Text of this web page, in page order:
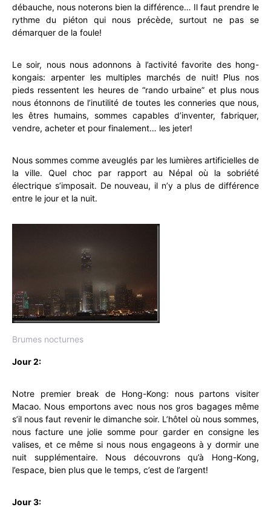
débauche, nous noterons bien la différence… Il faut prendre le
rythme du piéton qui nous précède, surtout ne pas se
démarquer de la foule!
Le soir, nous nous adonnons à l’activité favorite des hong-
kongais: arpenter les multiples marchés de nuit! Plus nos
pieds ressentent les heures de “rando urbaine” et plus nous
nous étonnons de l’inutilité de toutes les conneries que nous,
les êtres humains, sommes capables d’inventer, fabriquer,
vendre, acheter et pour finalement… les jeter!
Nous sommes comme aveuglés par les lumières artificielles de
la ville. Quel choc par rapport au Népal où la sobriété
électrique s’imposait. De nouveau, il n’y a plus de différence
entre le jour et la nuit.
Brumes nocturnes
Jour 2:
Notre premier break de Hong-Kong: nous partons visiter
Macao. Nous emportons avec nous nos gros bagages même
s’il nous faut revenir le dimanche soir. L’hôtel où nous sommes,
nous facture une jolie somme pour garder en consigne les
valises, et ce même si nous nous engageons à y dormir une
nuit supplémentaire. Nous découvrons qu’à Hong-Kong,
l’espace, bien plus que le temps, c’est de l’argent!
Jour 3: